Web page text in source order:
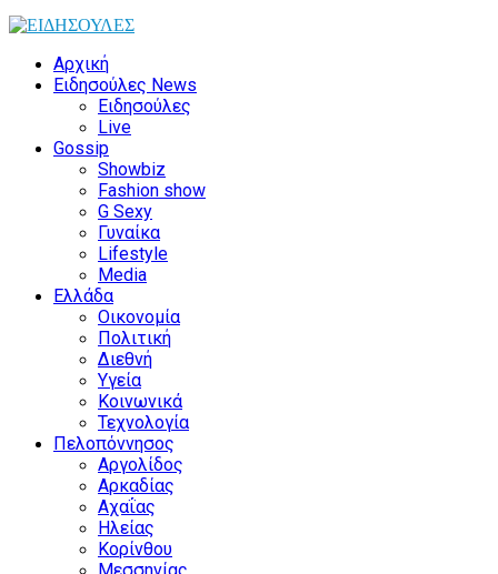
Αρχική
Ειδησούλες News
Ειδησούλες
Live
Gossip
Showbiz
Fashion show
G Sexy
Γυναίκα
Lifestyle
Media
Ελλάδα
Οικονομία
Πολιτική
Διεθνή
Υγεία
Κοινωνικά
Τεχνολογία
Πελοπόννησος
Αργολίδος
Αρκαδίας
Αχαΐας
Ηλείας
Κορίνθου